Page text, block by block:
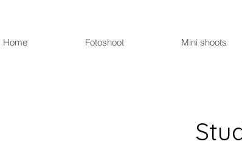
Home Fotoshoot Mini shoots